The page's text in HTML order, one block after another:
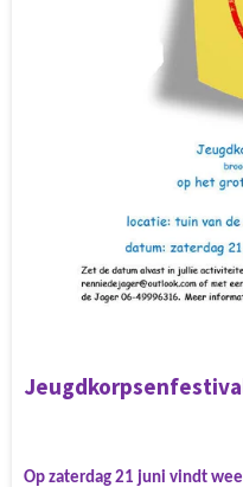
Op zaterdag 21 juni vindt